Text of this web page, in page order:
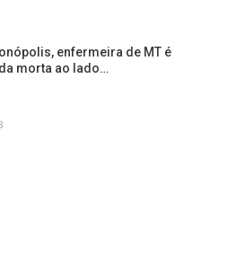
enfermeira de MT é
morta ao lado…